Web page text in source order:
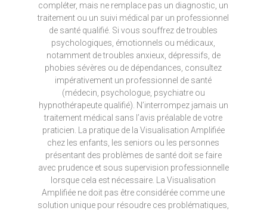
compléter, mais ne remplace pas un diagnostic, un
traitement ou un suivi médical par un professionnel
de santé qualifié. Si vous souffrez de troubles
psychologiques, émotionnels ou médicaux,
notamment de troubles anxieux, dépressifs, de
phobies sévères ou de dépendances, consultez
impérativement un professionnel de santé
(médecin, psychologue, psychiatre ou
hypnothérapeute qualifié). N’interrompez jamais un
traitement médical sans l’avis préalable de votre
praticien. La pratique de la Visualisation Amplifiée
chez les enfants, les seniors ou les personnes
présentant des problèmes de santé doit se faire
avec prudence et sous supervision professionnelle
lorsque cela est nécessaire. La Visualisation
Amplifiée ne doit pas être considérée comme une
solution unique pour résoudre ces problématiques,